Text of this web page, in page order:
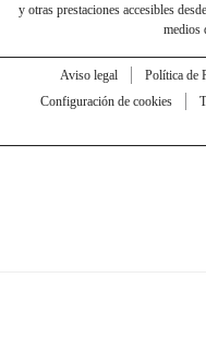
y otras prestaciones accesibles
medios
Aviso legal Política de
Configuración de cookies